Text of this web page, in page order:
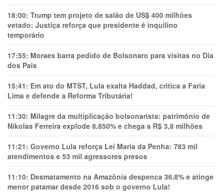
18:00: Trump tem projeto de salão de US$ 400 milhões
vetado; Justiça reforça que presidente é inquilino
temporário
17:55: Moraes barra pedido de Bolsonaro para visitas no Dia
dos Pais
15:41: Em ato do MTST, Lula exalta Haddad, critica a Faria
Lima e defende a Reforma Tributária!
11:30: Milagre da multiplicação bolsonarista: patrimônio de
Nikolas Ferreira explode 8.850% e chega a R$ 3,8 milhões
11:21: Governo Lula reforça Lei Maria da Penha: 783 mil
atendimentos e 53 mil agressores presos
11:10: Desmatamento na Amazônia despenca 36,8% e atinge
menor patamar desde 2016 sob o governo Lula!